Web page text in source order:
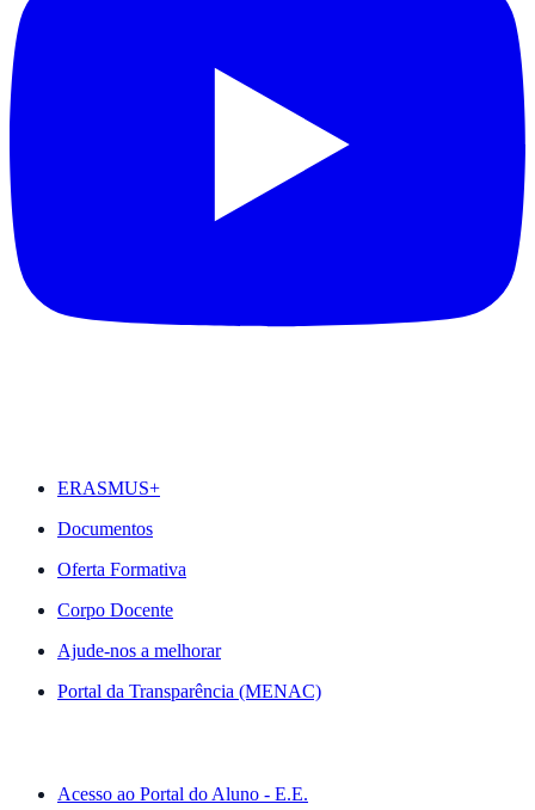
ERASMUS+
Documentos
Oferta Formativa
Corpo Docente
Ajude-nos a melhorar
Portal da Transparência (MENAC)
Acesso ao Portal do Aluno - E.E.